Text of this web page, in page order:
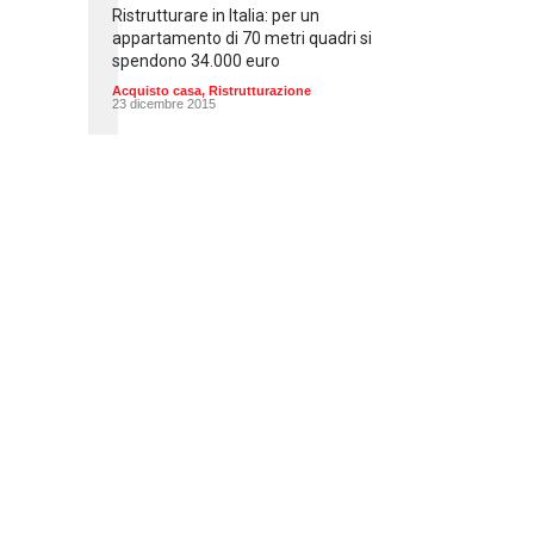
Ristrutturare in Italia: per un
appartamento di 70 metri quadri si
spendono 34.000 euro
Acquisto casa, Ristrutturazione
23 dicembre 2015